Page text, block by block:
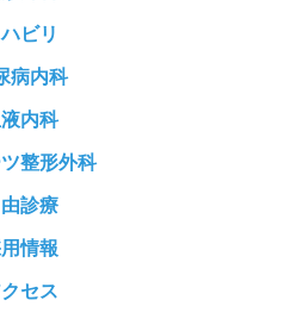
ビリ
病内科
内科
整形外科
診療
情報
セス